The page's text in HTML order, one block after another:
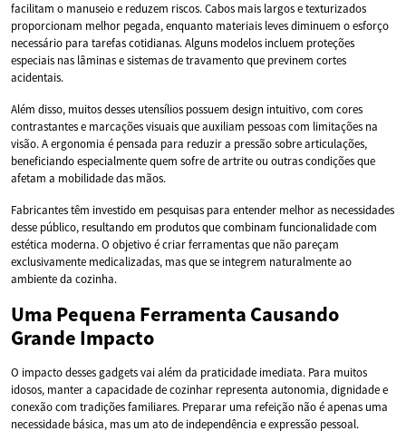
facilitam o manuseio e reduzem riscos. Cabos mais largos e texturizados
proporcionam melhor pegada, enquanto materiais leves diminuem o esforço
necessário para tarefas cotidianas. Alguns modelos incluem proteções
especiais nas lâminas e sistemas de travamento que previnem cortes
acidentais.
Além disso, muitos desses utensílios possuem design intuitivo, com cores
contrastantes e marcações visuais que auxiliam pessoas com limitações na
visão. A ergonomia é pensada para reduzir a pressão sobre articulações,
beneficiando especialmente quem sofre de artrite ou outras condições que
afetam a mobilidade das mãos.
Fabricantes têm investido em pesquisas para entender melhor as necessidades
desse público, resultando em produtos que combinam funcionalidade com
estética moderna. O objetivo é criar ferramentas que não pareçam
exclusivamente medicalizadas, mas que se integrem naturalmente ao
ambiente da cozinha.
Uma Pequena Ferramenta Causando
Grande Impacto
O impacto desses gadgets vai além da praticidade imediata. Para muitos
idosos, manter a capacidade de cozinhar representa autonomia, dignidade e
conexão com tradições familiares. Preparar uma refeição não é apenas uma
necessidade básica, mas um ato de independência e expressão pessoal.